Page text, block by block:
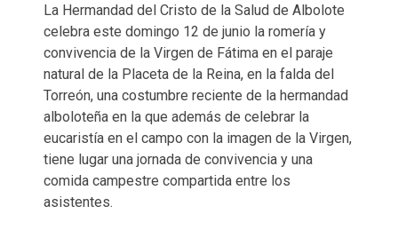
La Hermandad del Cristo de la Salud de Albolote
celebra este domingo 12 de junio la romería y
convivencia de la Virgen de Fátima en el paraje
natural de la Placeta de la Reina, en la falda del
Torreón, una costumbre reciente de la hermandad
alboloteña en la que además de celebrar la
eucaristía en el campo con la imagen de la Virgen,
tiene lugar una jornada de convivencia y una
comida campestre compartida entre los
asistentes.